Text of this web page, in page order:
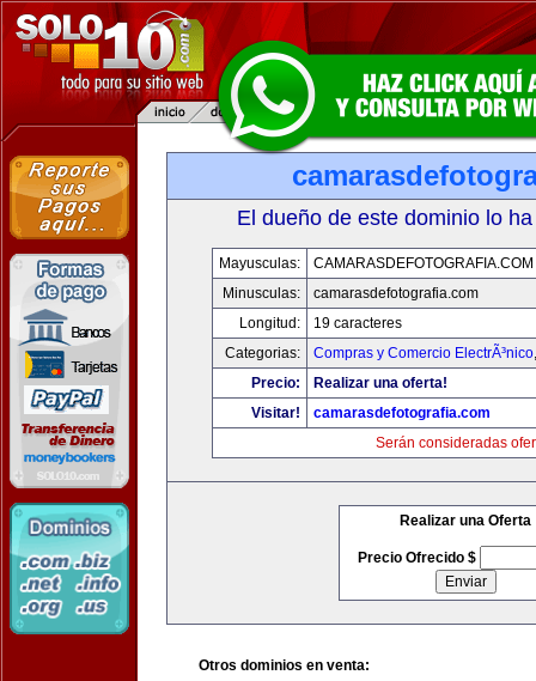
El dueño de este dominio lo
Mayusculas:
CAMARASDEFOTOGRAFIA.COM
Minusculas:
camarasdefotografia.com
Longitud:
19 caracteres
Categorias:
Compras y Comercio ElectrÃ³nico
Precio:
Realizar una oferta!
Visitar!
camarasdefotografia.com
Serán consideradas
Realizar una Oferta
Precio Ofrecido $
Otros dominios en venta: